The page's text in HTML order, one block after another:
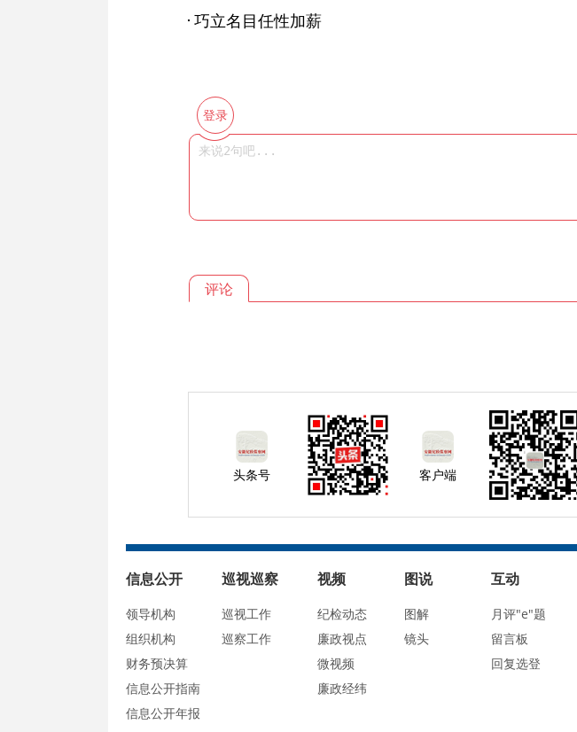
巧立名目任性加薪
登录
评论
头条号 客户端
信息公开
领导机构
组织机构
财务预决算
信息公开指南
信息公开年报
巡视巡察
巡视工作
巡察工作
视频
纪检动态
廉政视点
微视频
廉政经纬
图说
图解
镜头
互动
月评"e"题
留言板
回复选登